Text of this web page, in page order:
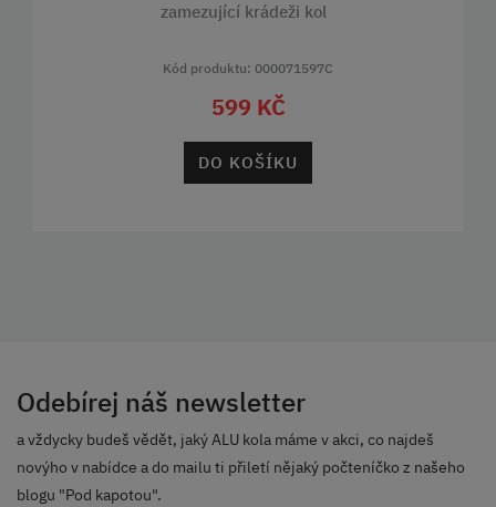
zamezující krádeži kol
Kód produktu: 000071597C
599 KČ
DO KOŠÍKU
Odebírej náš newsletter
a vždycky budeš vědět, jaký ALU kola máme v akci, co najdeš
novýho v nabídce a do mailu ti přiletí nějaký počteníčko z našeho
blogu "Pod kapotou".